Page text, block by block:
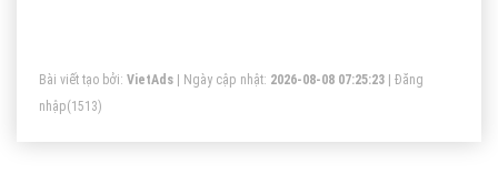
Bài viết tạo bởi: VietAds | Ngày cập nhật: 2026-08-08 07:25:23
Đăng
nhập(1513)